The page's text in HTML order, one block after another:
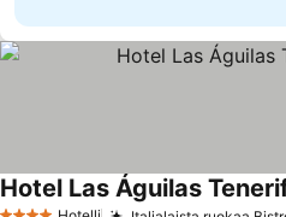
Hotel Las Águilas